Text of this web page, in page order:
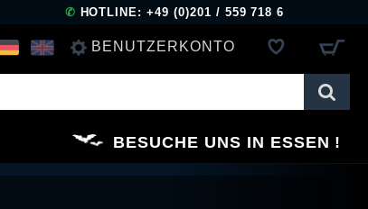
✆ HOTLINE: +49 (0)201 / 559 718 6
BENUTZERKONTO
REGISTRIEREN
BESUCHE UNS IN ESSEN